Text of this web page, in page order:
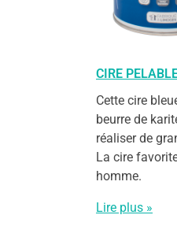
CIRE
Cette cire
beurre de
réaliser de
La cire
homme.
Lire plus »